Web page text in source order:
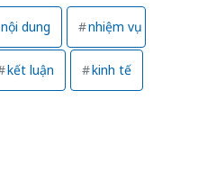
nội dung nhiệm vụ
kết luận kinh tế